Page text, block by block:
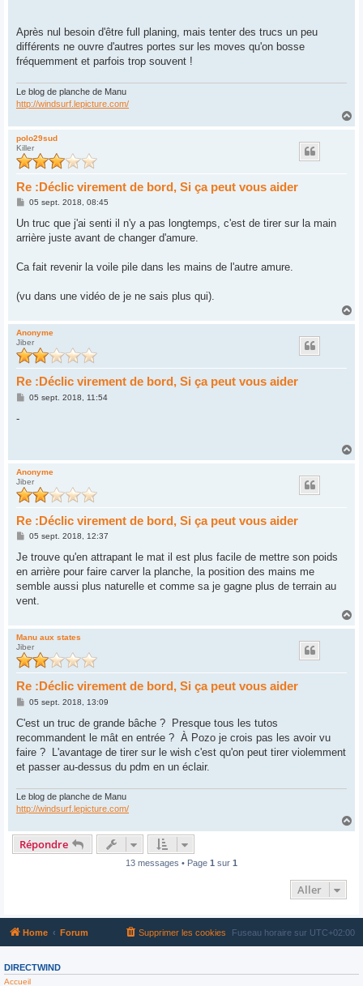
Après nul besoin d'être full planing, mais tenter des trucs un peu
différents ne ouvre d'autres portes sur les moves qu'on bosse
fréquemment et parfois trop souvent !
Le blog de planche de Manu
http://windsurf.lepicture.com/
a
polo29sud
Killer
Re :Déclic virement de bord, Si ça peut vous aider
M
s
a
05 sept. 2018, 08:45
Un truc que j'ai senti il n'y a pas longtemps, c'est de tirer sur la main
arrière juste avant de changer d'amure.
Ca fait revenir la voile pile dans les mains de l'autre amure.
(vu dans une vidéo de je ne sais plus qui).
Anonyme
Jiber
Re :Déclic virement de bord, Si ça peut vous aider
M05 sept. 2018, 11:54
-
a
Anonyme
Jiber
Re :Déclic virement de bord, Si ça peut vous aider
M
s
a
g
05 sept. 2018, 12:37
Je trouve qu'en attrapant le mat il est plus facile de mettre son poids
en arrière pour faire carver la planche, la position des mains me
semble aussi plus naturelle et comme sa je gagne plus de terrain au
vent.
Manu aux states
Jiber
Re :Déclic virement de bord, Si ça peut vous aider
M
s
a
g
05 sept. 2018, 13:09
C'est un truc de grande bâche ? Presque tous les tutos
recommandent le mât en entrée ? À Pozo je crois pas les avoir vu
faire ? L'avantage de tirer sur le wish c'est qu'on peut tirer violemment
et passer au-dessus du pdm en un éclair.
Le blog de planche de Manu
http://windsurf.lepicture.com/
a
Répondre
13 messages • Page 1 sur 1
Aller
Home Forum Fuseau horaire sur UTC+02:00
Supprimer les cookies
DIRECTWIND
Accueil